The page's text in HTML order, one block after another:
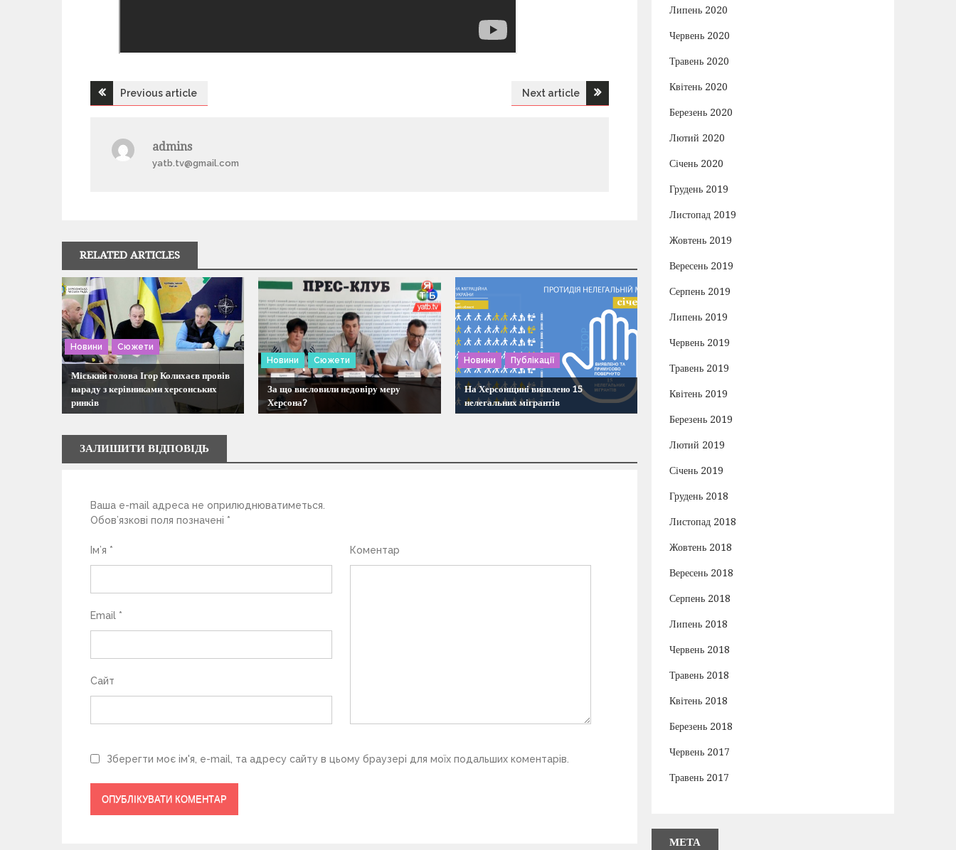
Н
г
а
ц
і
я
з
а
и
с
і
в
Previous article Next article
admins
yatb.tv@gmail.com
RELATED ARTICLES
Новини Сюжети
Міський голова Ігор Колихаєв провів
нараду з керівниками херсонських
ринків
Новини Сюжети
За що висловили недовіру меру
Херсона?
Новини Публікації
На Херсонщині виявлено 15
нелегальних мігрантів
ЗАЛИШИТИ ВІДПОВІДЬ
Ваша e-mail адреса не оприлюднюватиметься.
Обов’язкові поля позначені *
Коментар
Ім’я *
Email *
Сайт
Зберегти моє ім'я, e-mail, та адресу сайту в цьому браузері для моїх подальших коментарів.
Липень 2020
Червень 2020
Травень 2020
Квітень 2020
Березень 2020
Лютий 2020
Січень 2020
Грудень 2019
Листопад 2019
Жовтень 2019
Вересень 2019
Серпень 2019
Липень 2019
Червень 2019
Травень 2019
Квітень 2019
Березень 2019
Лютий 2019
Січень 2019
Грудень 2018
Листопад 2018
Жовтень 2018
Вересень 2018
Серпень 2018
Липень 2018
Червень 2018
Травень 2018
Квітень 2018
Березень 2018
Червень 2017
Травень 2017
МЕТА